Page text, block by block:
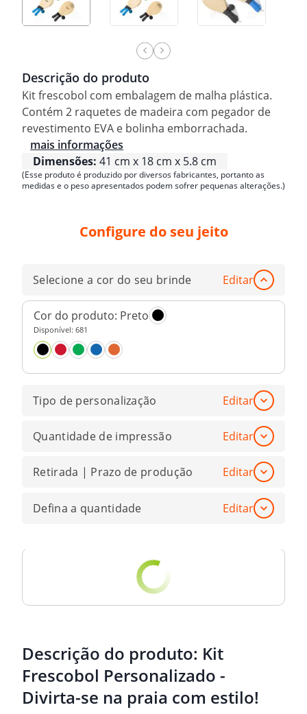
Descrição do produto
Kit frescobol com embalagem de malha plástica.
Contém 2 raquetes de madeira com pegador de
revestimento EVA e bolinha emborrachada.
mais informações
Dimensões: 41 cm x 18 cm x 5.8 cm
(Esse produto é produzido por diversos fabricantes, portanto as
medidas e o peso apresentados podem sofrer pequenas alterações.)
Configure do seu jeito
Selecione a cor do seu brinde Editar
Cor do produto: Preto
Disponível: 681
Tipo de personalização Editar
Quantidade de impressão Editar
Retirada | Prazo de produção Editar
Defina a quantidade Editar
Descrição do produto: Kit
Frescobol Personalizado -
Divirta-se na praia com estilo!